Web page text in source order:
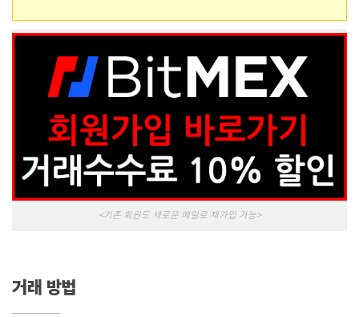
<기존 회원도 새로운 메일로 재가입 가능>
거래 방법